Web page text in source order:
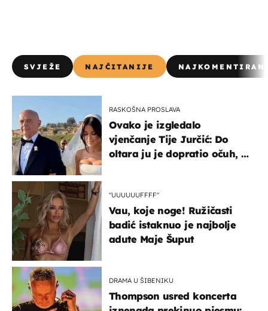
SVJEŽE NAJČITANIJE
RASKOŠNA PROSLAVA
Ovako je izgledalo
vjenčanje Tije Jurčić: Do
oltara ju je dopratio očuh, a
"UUUUUUFFFF"
Vau, koje noge! Ružičasti
badić istaknuo je najbolje
adute Maje Šuput
DRAMA U ŠIBENIKU
Thompson usred koncerta